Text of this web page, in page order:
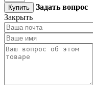
Купить
Задать вопрос
Закрыть